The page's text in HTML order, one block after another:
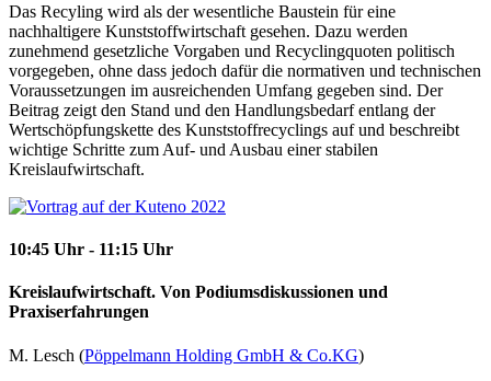
Das Recyling wird als der wesentliche Baustein für eine
nachhaltigere Kunststoffwirtschaft gesehen. Dazu werden
zunehmend gesetzliche Vorgaben und Recyclingquoten politisch
vorgegeben, ohne dass jedoch dafür die normativen und technischen
Voraussetzungen im ausreichenden Umfang gegeben sind. Der
Beitrag zeigt den Stand und den Handlungsbedarf entlang der
Wertschöpfungskette des Kunststoffrecyclings auf und beschreibt
wichtige Schritte zum Auf- und Ausbau einer stabilen
Kreislaufwirtschaft.
10:45 Uhr - 11:15 Uhr
Kreislaufwirtschaft. Von Podiumsdiskussionen und
Praxiserfahrungen
M. Lesch (Pöppelmann Holding GmbH & Co.KG)